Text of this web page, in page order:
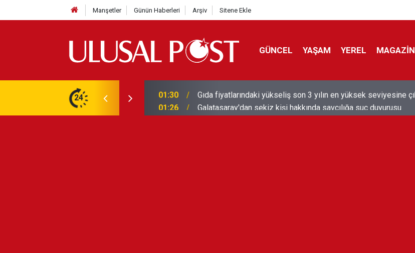
Manşetler Günün Haberleri Arşiv Sitene Ekle
GÜNCEL YAŞAM YEREL MAGAZİN
24
en yüksek seviyesine çıktı 01:26 Galatasaray'dan sekiz kişi hakkında savcılığa suç duyurusu